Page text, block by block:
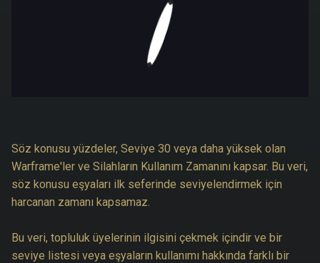
Söz konusu yüzdeler, Seviye 30 veya daha yüksek olan
Warframe'ler ve Silahların Kullanım Zamanını kapsar. Bu veri,
söz konusu eşyaları ilk seferinde seviyelendirmek için
harcanan zamanı kapsamaz.
Bu veri, topluluk üyelerinin ilgisini çekmek içindir ve bir
seviye listesi veya eşyaların kullanımı hakkında farklı bir